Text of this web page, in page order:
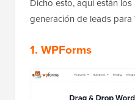
Dicho esto, aquí están
generación de leads para
1. WPForms